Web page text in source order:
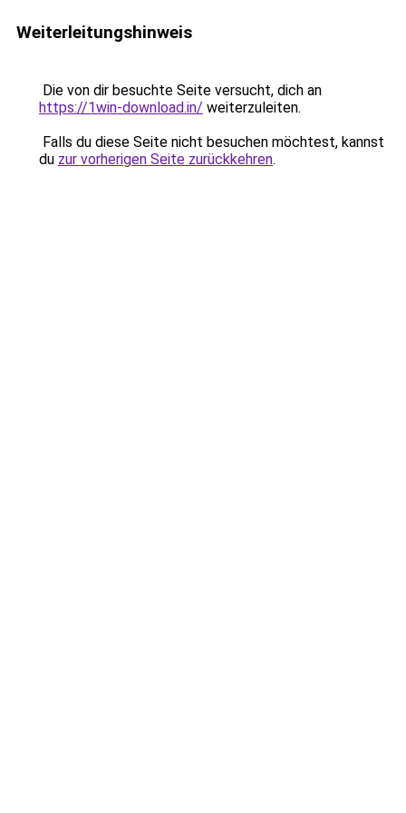
Weiterleitungshinweis
Die von dir besuchte Seite versucht, dich an
https://1win-download.in/ weiterzuleiten.
Falls du diese Seite nicht besuchen möchtest, kannst
du zur vorherigen Seite zurückkehren.